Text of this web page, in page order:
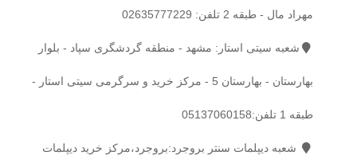
مهراد مال - طبقه 2 تلفن: 02635777229
شعبه سیتی استار: مشهد - منطقه گردشگری سپاد - بلوار
بهارستان - بهارستان 5 - مرکز خرید و سرگرمی سیتی استار -
طبقه 1 تلفن: 05137060158
شعبه دیپلمات سنتر بروجرد:بروجرد،مرکز خرید دیپلمات